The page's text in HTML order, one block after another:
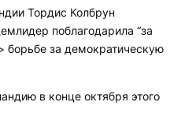
Тордис Колбрун
поблагодарила “за
за демократическую
в конце октября этого